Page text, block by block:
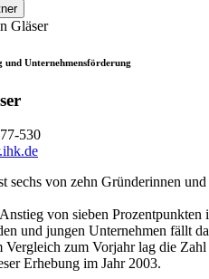
und Unternehmensförderung
530
sechs von zehn Gründerinnen
von sieben
und jungen Unternehmen fällt
Vergleich zum Vorjahr lag die
Erhebung im Jahr 2003.